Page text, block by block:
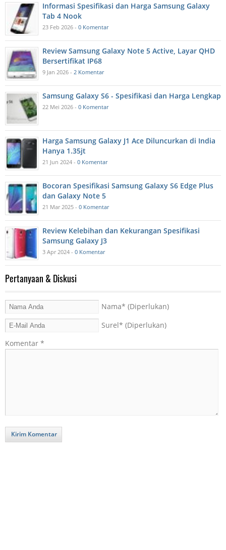
Informasi Spesifikasi dan Harga Samsung Galaxy
Tab 4 Nook
23 Feb 2026 - 0 Komentar
Review Samsung Galaxy Note 5 Active, Layar QHD
Bersertifikat IP68
9 Jan 2026 - 2 Komentar
Samsung Galaxy S6 - Spesifikasi dan Harga Lengkap
22 Mei 2026 - 0 Komentar
Harga Samsung Galaxy J1 Ace Diluncurkan di India
Hanya 1.35jt
21 Jun 2024 - 0 Komentar
Bocoran Spesifikasi Samsung Galaxy S6 Edge Plus
dan Galaxy Note 5
21 Mar 2025 - 0 Komentar
Review Kelebihan dan Kekurangan Spesifikasi
Samsung Galaxy J3
3 Apr 2024 - 0 Komentar
Pertanyaan & Diskusi
Nama* (Diperlukan)
Surel* (Diperlukan)
Komentar *
Kirim Komentar